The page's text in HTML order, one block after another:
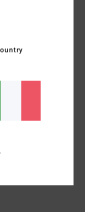
aprile 2026
prodotto
3.7
Materiale